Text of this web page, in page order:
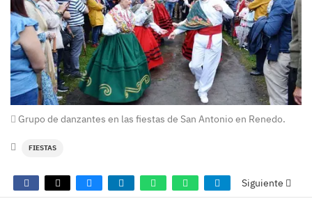
Grupo de danzantes en las fiestas de San Antonio en Renedo.
FIESTAS
Siguiente